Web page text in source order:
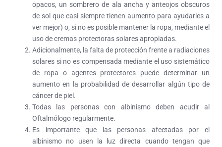
opacos, un sombrero de ala ancha y anteojos obscuros
de sol que casi siempre tienen aumento para ayudarles a
ver mejor) o, si no es posible mantener la ropa, mediante el
uso de cremas protectoras solares apropiadas.
Adicionalmente, la falta de protección frente a radiaciones
solares si no es compensada mediante el uso sistemático
de ropa o agentes protectores puede determinar un
aumento en la probabilidad de desarrollar algún tipo de
cáncer de piel.
Todas las personas con albinismo deben acudir al
Oftalmólogo regularmente.
Es importante que las personas afectadas por el
albinismo no usen la luz directa cuando tengan que